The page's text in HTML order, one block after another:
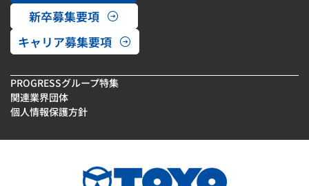
新卒募集要項
キャリア募集要項
PROGRESSグループ特集
関連業界団体
個人情報保護方針